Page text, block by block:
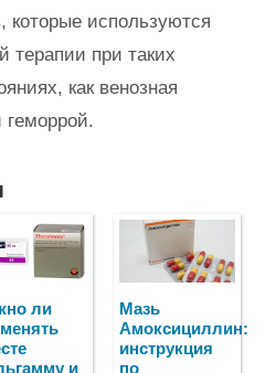
которые используются
при таких
как венозная
геморрой.
ли
и
Мазь
Амоксициллин:
инструкция
по